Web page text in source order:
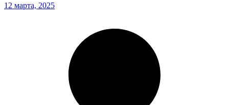
12 марта, 2025